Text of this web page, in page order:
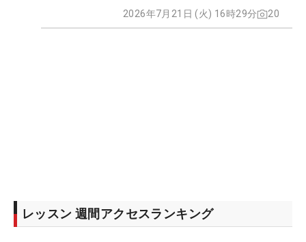
2026年7月21日 (火) 16時29分 20
レッスン 週間アクセスランキング